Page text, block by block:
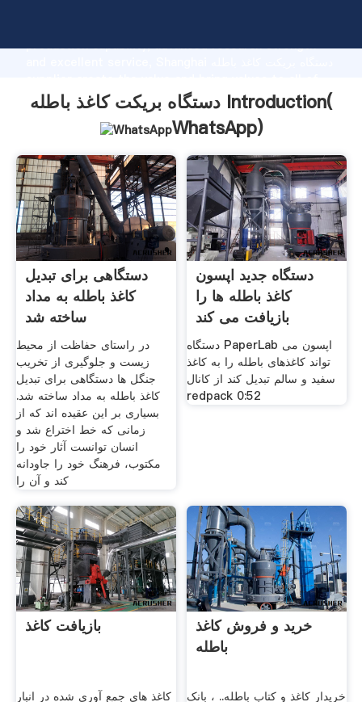
production capability, advanced research strength
customers.
دستگاه بریکت کاغذ باطله Introduction(
WhatsApp)
دستگاهی برای تبدیل
کاغذ باطله به مداد
ساخته شد
در راستای حفاظت از محیط
زیست و جلوگیری از تخریب
جنگل ها دستگاهی برای تبدیل
کاغذ باطله به مداد ساخته شد.
بسیاری بر این عقیده اند که از
زمانی که خط اختراع شد و
انسان توانست آثار خود را
مکتوب، فرهنگ خود را جاودانه
کند و آن را
دستگاه جدید اپسون
کاغذ باطله ها را
بازیافت می کند
دستگاه PaperLab اپسون می
تواند کاغذهای باطله را به کاغذ
سفید و سالم تبدیل کند از کانال
redpack 0:52
بازیافت کاغذ
کاغذ های جمع آوری شده در انبار
خرید و فروش کاغذ
باطله
خریدار کاغذ و کتاب باطله.. ، بانک